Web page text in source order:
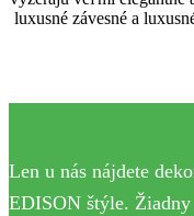
luxusné závesné a
Len u nás nájdete
EDISON štýle.